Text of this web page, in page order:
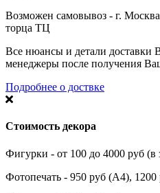
Возможен самовывоз - г.
торца ТЦ
Все нюансы и детали доставки
менеджеры после получения
Подробнее о доствке
Стоимость декора
Фигурки - от 100 до 4000 руб (в
Фотопечать - 950 руб (А4),